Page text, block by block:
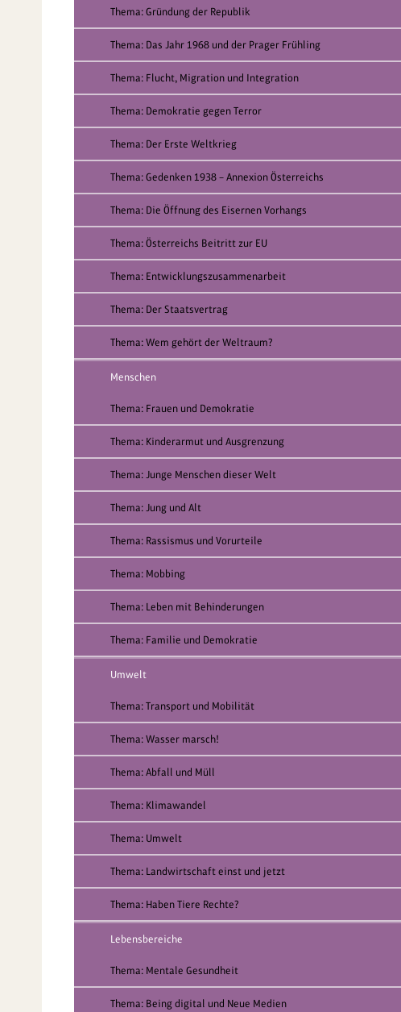
Thema: Gründung der Republik
Thema: Das Jahr 1968 und der Prager Frühling
Thema: Flucht, Migration und Integration
Thema: Demokratie gegen Terror
Thema: Der Erste Weltkrieg
Thema: Gedenken 1938 – Annexion Österreichs
Thema: Die Öffnung des Eisernen Vorhangs
Thema: Österreichs Beitritt zur EU
Thema: Entwicklungszusammenarbeit
Thema: Der Staatsvertrag
Thema: Wem gehört der Weltraum?
Menschen
Thema: Frauen und Demokratie
Thema: Kinderarmut und Ausgrenzung
Thema: Junge Menschen dieser Welt
Thema: Jung und Alt
Thema: Rassismus und Vorurteile
Thema: Mobbing
Thema: Leben mit Behinderungen
Thema: Familie und Demokratie
Umwelt
Thema: Transport und Mobilität
Thema: Wasser marsch!
Thema: Abfall und Müll
Thema: Klimawandel
Thema: Umwelt
Thema: Landwirtschaft einst und jetzt
Thema: Haben Tiere Rechte?
Lebensbereiche
Thema: Mentale Gesundheit
Thema: Being digital und Neue Medien